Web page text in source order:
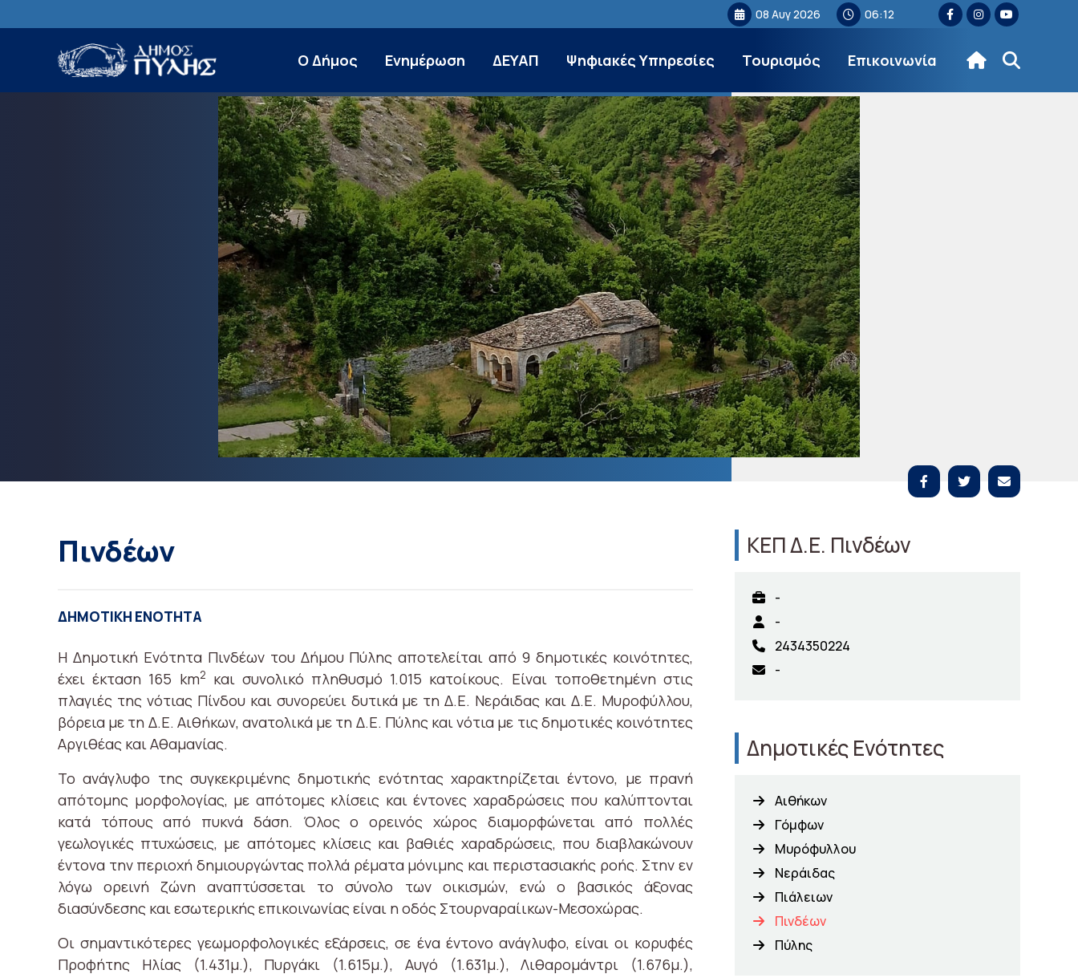
08 Αυγ 2026 06:12
Ο Δήμος Ενημέρωση ΔΕΥΑΠ Ψηφιακές Υπηρεσίες Τουρισμός Επικοινωνία
Πινδέων
ΔΗΜΟΤΙΚΉ ΕΝΌΤΗΤΑ
Η Δημοτική Ενότητα Πινδέων του Δήμου Πύλης αποτελείται από 9 δημοτικές κοινότητες,
έχει έκταση 165 km2
και συνολικό πληθυσμό 1.015 κατοίκους. Είναι τοποθετημένη στις
πλαγιές της νότιας Πίνδου και συνορεύει δυτικά με τη Δ.Ε. Νεράιδας και Δ.Ε. Μυροφύλλου,
βόρεια με τη Δ.Ε. Αιθήκων, ανατολικά με τη Δ.Ε. Πύλης και νότια με τις δημοτικές κοινότητες
Αργιθέας και Αθαμανίας.
Το ανάγλυφο της συγκεκριμένης δημοτικής ενότητας χαρακτηρίζεται έντονο, με πρανή
απότομης μορφολογίας, με απότομες κλίσεις και έντονες χαραδρώσεις που καλύπτονται
κατά τόπους από πυκνά δάση. Όλος ο ορεινός χώρος διαμορφώνεται από πολλές
γεωλογικές πτυχώσεις, με απότομες κλίσεις και βαθιές χαραδρώσεις, που διαβλακώνουν
έντονα την περιοχή δημιουργώντας πολλά ρέματα μόνιμης και περιστασιακής ροής. Στην εν
λόγω ορεινή ζώνη αναπτύσσεται το σύνολο των οικισμών, ενώ ο βασικός άξονας
διασύνδεσης και εσωτερικής επικοινωνίας είναι η οδός Στουρναραίικων-Μεσοχώρας.
Οι σημαντικότερες γεωμορφολογικές εξάρσεις, σε ένα έντονο ανάγλυφο, είναι οι κορυφές
Προφήτης Ηλίας (1.431μ.), Πυργάκι (1.615μ.), Αυγό (1.631μ.), Λιθαρομάντρι (1.676μ.),
ΚΕΠ Δ.Ε. Πινδέων
-
-
2434350224
-
Δημοτικές Ενότητες
Αιθήκων
Γόμφων
Μυρόφυλλου
Νεράιδας
Πιάλειων
Πινδέων
Πύλης